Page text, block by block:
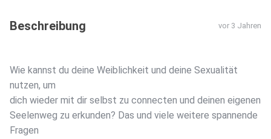
Beschreibung vor 3 Jahren
Wie kannst du deine Weiblichkeit und deine Sexualität
nutzen, um
dich wieder mit dir selbst zu connecten und deinen eigenen
Seelenweg zu erkunden? Das und viele weitere spannende
Fragen